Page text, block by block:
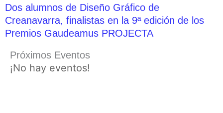
Dos alumnos de Diseño Gráfico de
Creanavarra, finalistas en la 9ª edición de los
Premios Gaudeamus PROJECTA
Próximos Eventos
¡No hay eventos!